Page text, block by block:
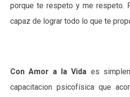
porque te respeto y me respeto.
capaz de lograr todo lo que te
Con Amor a la Vida es
capacitacion psicofísica que